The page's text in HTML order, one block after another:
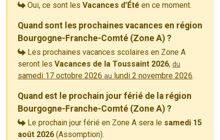
Oui, ce sont les Vacances d'Été en ce moment.
Quand sont les prochaines vacances en région
Bourgogne-Franche-Comté (Zone A) ?
Les prochaines vacances scolaires en Zone A
seront les Vacances de la Toussaint 2026, du
samedi 17 octobre 2026 au lundi 2 novembre 2026.
Quand est le prochain jour férié de la région
Bourgogne-Franche-Comté (Zone A) ?
Le prochain jour férié en Zone A sera le samedi 15
août 2026 (Assomption).